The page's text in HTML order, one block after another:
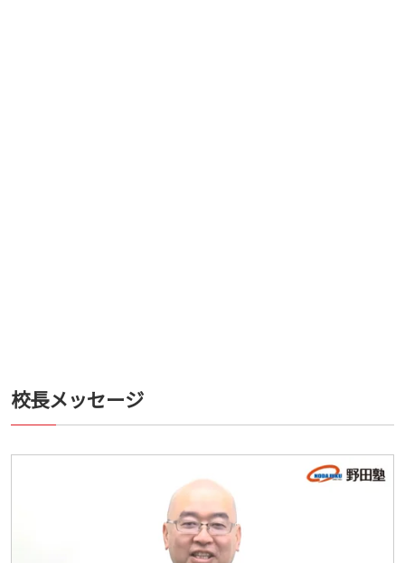
校長メッセージ